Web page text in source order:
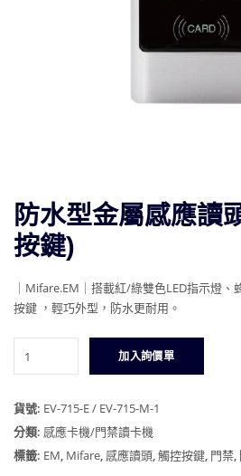
防水型金屬感應讀
按鍵)
｜Mifare.EM｜ 搭載紅/綠雙色LED指示燈、
按鍵 ，輕巧外型，防水更耐用。
金
屬
感
應
加入詢價單
貨號: EV-715-E / EV-715-M-1
分類: 感應卡機/門禁讀卡機
標籤: EM, Mifare, 感應讀頭,觸控按鍵, 門禁,